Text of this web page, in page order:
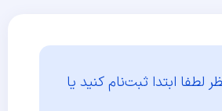
لطفا ابتداثبت‌نام کنید یا